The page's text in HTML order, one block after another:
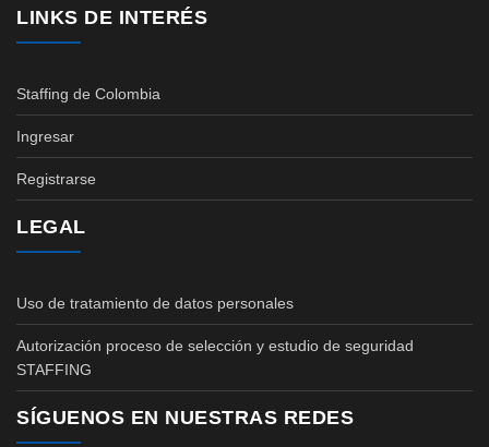
LINKS DE INTERÉS
Staffing de Colombia
Ingresar
Registrarse
LEGAL
Uso de tratamiento de datos personales
Autorización proceso de selección y estudio de seguridad
STAFFING
SÍGUENOS EN NUESTRAS REDES